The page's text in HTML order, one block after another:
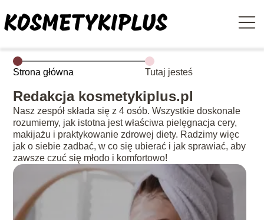
Strona główna Tutaj jesteś
Redakcja kosmetykiplus.pl
Nasz zespół składa się z 4 osób. Wszystkie doskonale
rozumiemy, jak istotna jest właściwa pielęgnacja cery,
makijażu i praktykowanie zdrowej diety. Radzimy więc
jak o siebie zadbać, w co się ubierać i jak sprawiać, aby
zawsze czuć się młodo i komfortowo!